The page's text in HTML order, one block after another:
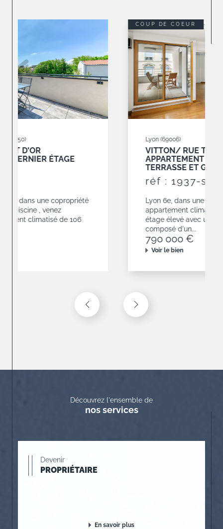
VITTON/ RUE TÊTE D'OR
APPARTEMENT 3 CHAMBRES AVEC
Lyon 6e, dans une résidence de 2010,
appartement climatisé de 120,68 m² situé en
étage élevé avec une terrasse de 19 m². Il est
Découvrez l'ensemble de
nos services
Devenir
PROPRIÉTAIRE
En savoir plus